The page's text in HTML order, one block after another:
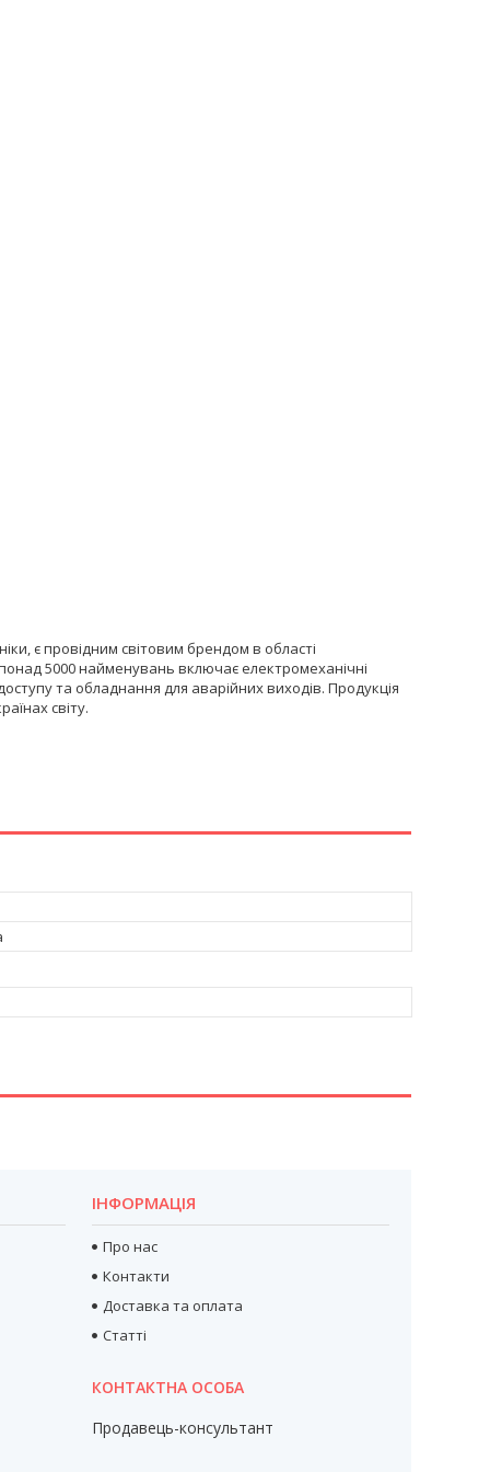
є провідним світовим брендом в області
5000 найменувань включає електромеханічні
та обладнання для аварійних виходів. Продукція
світу.
ІНФОРМАЦІЯ
Про нас
Контакти
Доставка та оплата
Статті
Продавець-консультант